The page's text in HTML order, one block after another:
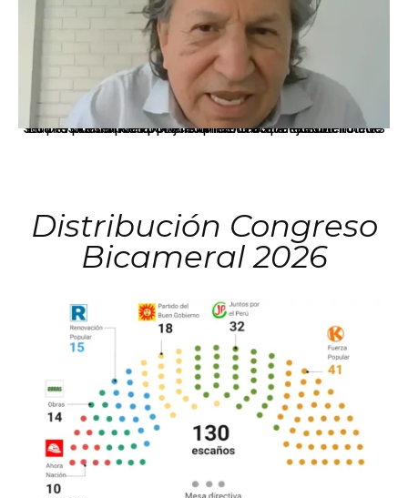
La presidenta Keiko Fujimori informó que la solicitud de indulto presentada por el expresidente Alejandro Toledo será evaluada por la Comisión de Gracias Presidenciales conforme al procedimiento establecido.
Distribución Congreso
Bicameral 2026